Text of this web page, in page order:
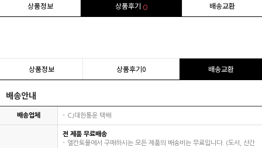
상품정보 상품후기 0 배송교환
상품정보 상품후기0 배송교환
배송안내
배송업체 CJ대한통운 택배
전 제품 무료배송
엘칸토몰에서 구매하시는 모든 제품의 배송비는 무료입니다. (도서, 산간